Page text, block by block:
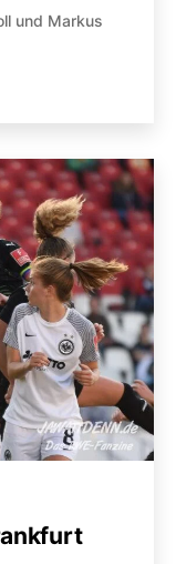
und Markus